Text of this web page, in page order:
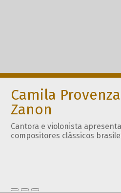
Camila
Zanon
Cantora e violonista
compositores clássicos